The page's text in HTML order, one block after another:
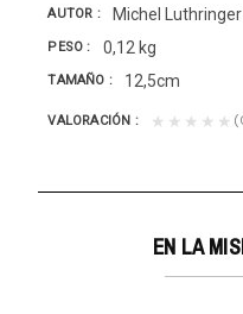
AUTOR Michel Luthringer
PESO 0,12 kg
TAMAÑO 12,5cm
VALORACIÓN ★★★★★
EN LA